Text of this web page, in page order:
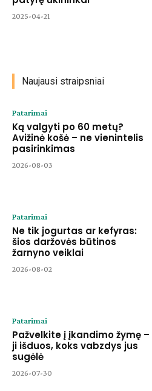
2025-04-21
Naujausi straipsniai
Patarimai
Ką valgyti po 60 metų?
Avižinė košė – ne vienintelis
pasirinkimas
2026-08-03
Patarimai
Ne tik jogurtas ar kefyras:
šios daržovės būtinos
žarnyno veiklai
2026-08-02
Patarimai
Pažvelkite į įkandimo žymę –
ji išduos, koks vabzdys jus
sugėlė
2026-07-30